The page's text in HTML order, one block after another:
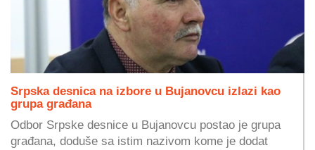
Srpska desnica na izbore u Bujanovcu izlazi kao
grupa građana
Odbor Srpske desnice u Bujanovcu postao je grupa
građana, doduše sa istim nazivom kome je dodat